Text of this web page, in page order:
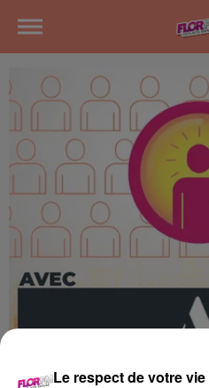
Le respect de votre